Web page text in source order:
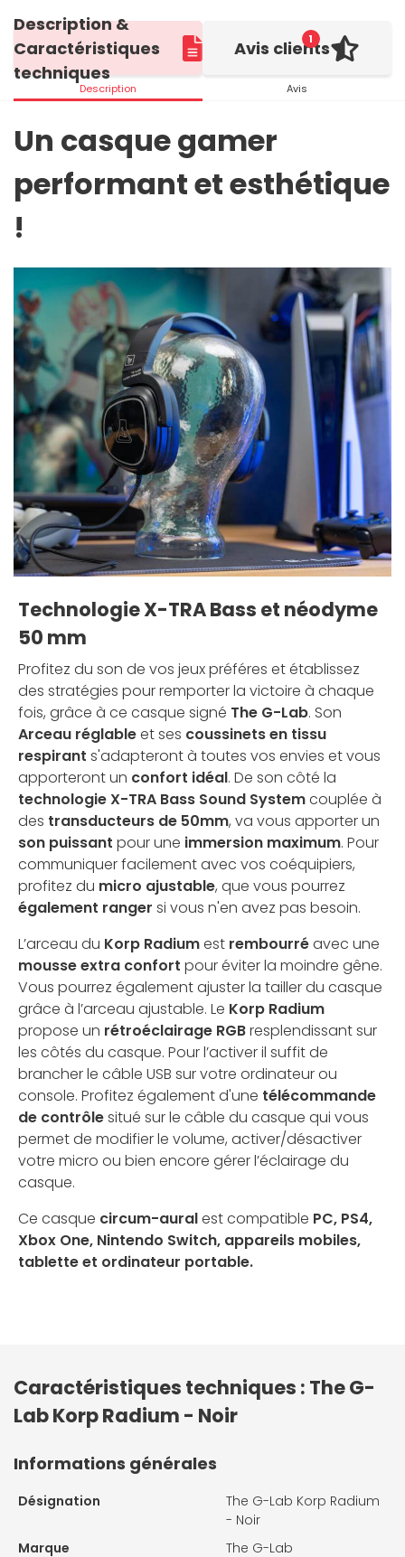
Description &
Caractéristiques
techniques
Description
1
Avis clients
Avis
Un casque gamer
performant et esthétique
!
Technologie X-TRA Bass et néodyme
50 mm
Profitez du son de vos jeux préféres et établissez
des stratégies pour remporter la victoire à chaque
fois, grâce à ce casque signé The G-Lab. Son
Arceau réglableet ses coussinets en tissu
respirant s'adapteront à toutes vos envies et vous
apporteront un confort idéal. De son côté la
technologie X-TRA Bass Sound Systemcouplée à
des transducteurs de 50mm, va vous apporter un
son puissant pour une immersion maximum. Pour
communiquer facilement avec vos coéquipiers,
profitez du micro ajustable, que vous pourrez
également ranger si vous n'en avez pas besoin.
L’arceau du Korp Radiumest rembourréavec une
mousse extra confort pour éviter la moindre gêne.
Vous pourrez également ajuster la tailler du casque
grâce à l’arceau ajustable. Le Korp Radium
propose un rétroéclairage RGBresplendissant sur
les côtés du casque. Pour l’activer il suffit de
brancher le câble USB sur votre ordinateur ou
console. Profitez également d'une télécommande
de contrôlesitué sur le câble du casque qui vous
permet de modifier le volume, activer/désactiver
votre micro ou bien encore gérer l’éclairage du
casque.
Ce casque circum-auralest compatible PC, PS4,
Xbox One, Nintendo Switch, appareils mobiles,
tablette et ordinateur portable.
Caractéristiques techniques : The G-
Lab Korp Radium - Noir
Informations générales
Désignation
The G-Lab Korp Radium
- Noir
Marque
The G-Lab